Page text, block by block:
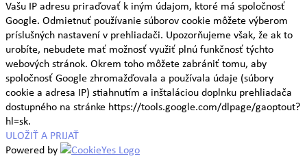
Vašu IP adresu priraďovať k iným údajom, ktoré má spoločnosť
Google. Odmietnuť používanie súborov cookie môžete výberom
príslušných nastavení v prehliadači. Upozorňujeme však, že ak to
urobíte, nebudete mať možnosť využiť plnú funkčnosť týchto
webových stránok. Okrem toho môžete zabrániť tomu, aby
spoločnosť Google zhromažďovala a používala údaje (súbory
cookie a adresa IP) stiahnutím a inštaláciou doplnku prehliadača
dostupného na stránke https://tools.google.com/dlpage/gaoptout?
hl=sk.
ULOŽIŤ A PRIJAŤ
Powered by